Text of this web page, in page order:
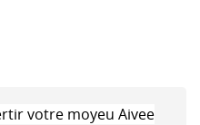
votre moyeu Aivee